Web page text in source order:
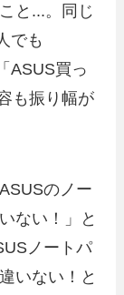
と...。同じ
でも
ASUS買っ
も振り幅が
のノー
ない！」と
ノートパ
いない！と